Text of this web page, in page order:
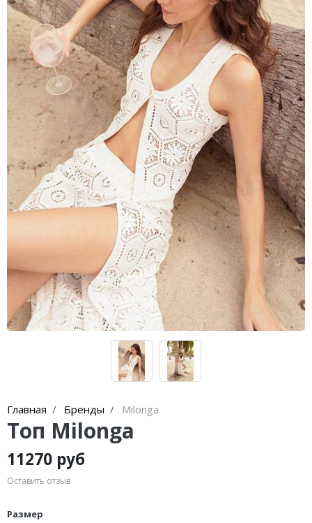
Главная Бренды Milonga
Топ Milonga
11270 руб
Оставить отзыв
Размер
чашечками
Купальники танкини
Купальники с плавками слипы
Купальники с плавками танга